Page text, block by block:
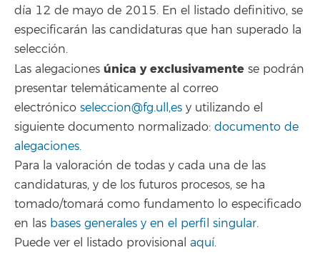
día 12 de mayo de 2015. En el listado definitivo, se
especificarán las candidaturas que han superado la
selección.
Las alegaciones única y exclusivamente se podrán
presentar telemáticamente al correo
electrónico seleccion@fg.ull,es y utilizando el
siguiente documento normalizado: documento de
alegaciones.
Para la valoración de todas y cada una de las
candidaturas, y de los futuros procesos, se ha
tomado/tomará como fundamento lo especificado
en las bases generales y en el perfil singular.
Puede ver el listado provisional aquí.